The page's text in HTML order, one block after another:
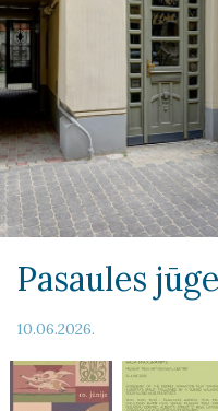
Pasaules
10.06.2026.